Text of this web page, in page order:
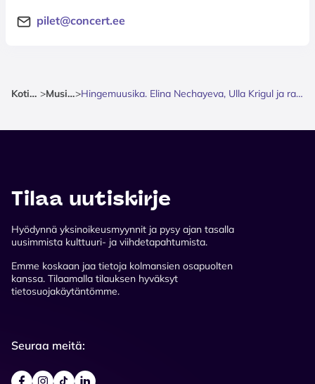
pilet@concert.ee
Kotisivu > Musiikki> Hingemuusika. Elina Nechayeva, Ulla Krigul ja rahvusmeeskoor
Tilaa uutiskirje
Hyödynnä yksinoikeusmyynnit ja pysy ajan tasalla
uusimmista kulttuuri- ja viihdetapahtumista.
Emme koskaan jaa tietoja kolmansien osapuolten
kanssa. Tilaamalla tilauksen hyväksyt
tietosuojakäytäntömme.
Seuraa meitä: